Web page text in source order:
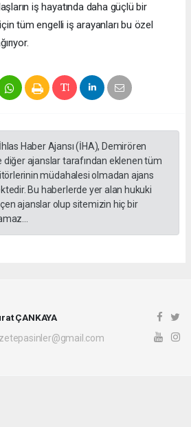
iş hayatında daha güçlü bir
tüm engelli iş arayanları bu özel
Haber Ajansı (İHA), Demirören
diğer ajanslar tarafından eklenen tüm
müdahalesi olmadan ajans
Bu haberlerde yer alan hukuki
ajanslar olup sitemizin hiç bir
ÇANKAYA